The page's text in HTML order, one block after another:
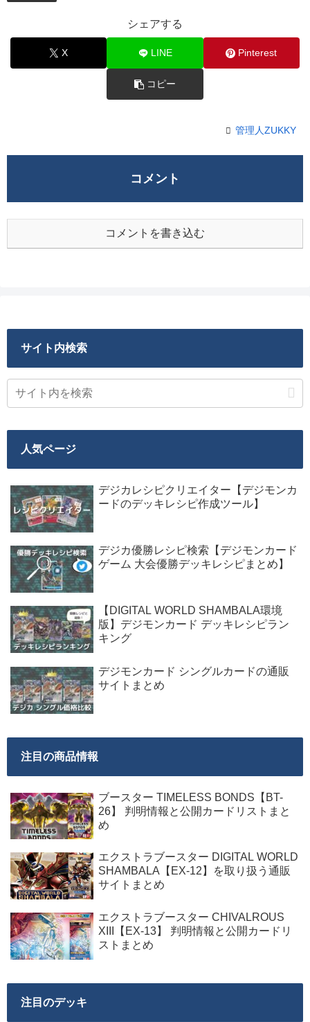
シェアする
X LINE Pinterest
コピー
管理人ZUKKY
コメント
コメントを書き込む
サイト内検索
人気ページ
デジカレシピクリエイター【デジモンカ
ードのデッキレシピ作成ツール】
デジカ優勝レシピ検索【デジモンカード
ゲーム 大会優勝デッキレシピまとめ】
【DIGITAL WORLD SHAMBALA環境
版】デジモンカード デッキレシピラン
キング
デジモンカード シングルカードの通販
サイトまとめ
注目の商品情報
ブースター TIMELESS BONDS【BT-
26】 判明情報と公開カードリストまと
め
エクストラブースター DIGITAL WORLD
SHAMBALA【EX-12】を取り扱う通販
サイトまとめ
エクストラブースター CHIVALROUS
XIII【EX-13】 判明情報と公開カードリ
ストまとめ
注目のデッキ